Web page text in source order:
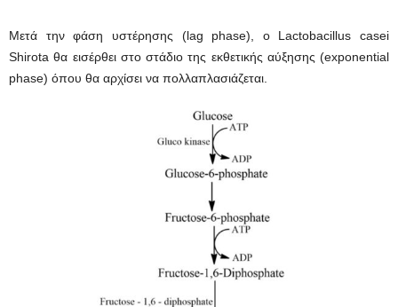
Μετά την φάση υστέρησης (lag phase), ο Lactobacillus casei
Shirota θα εισέρθει στο στάδιο της εκθετικής αύξησης (exponential
phase) όπου θα αρχίσει να πολλαπλασιάζεται.